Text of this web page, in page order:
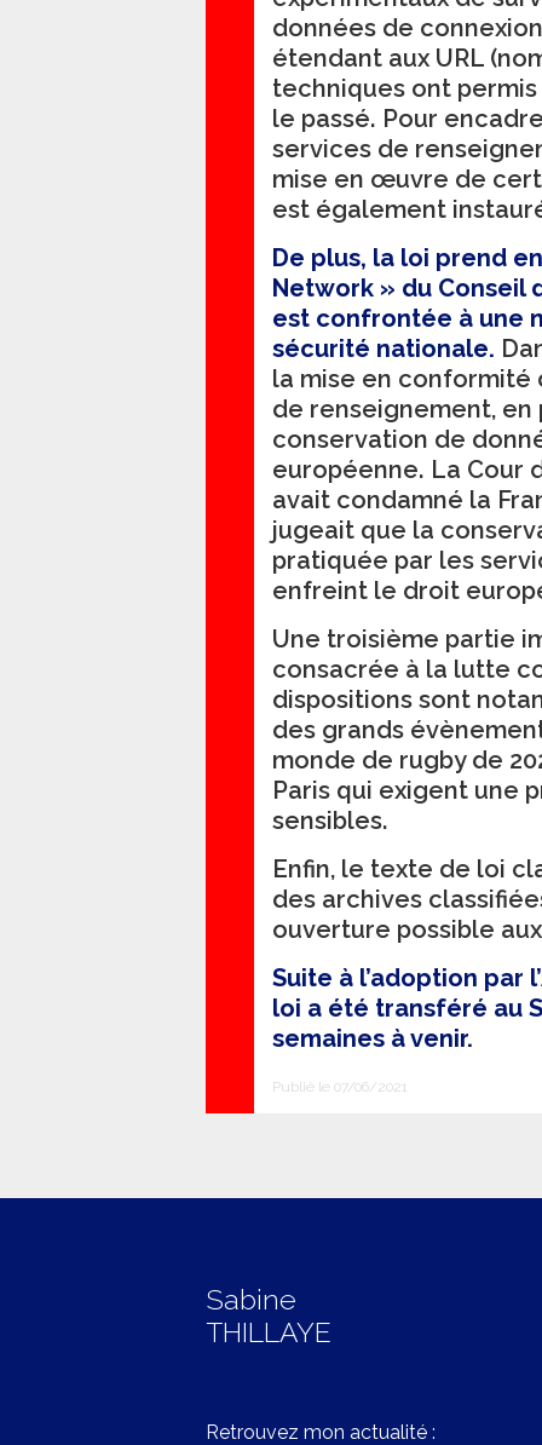
données de
étendant aux URL
techniques ont
le passé. Pour
services de
mise en œuvre de
est également
De plus, la loi prend
Network » du Conseil
est confrontée à une
sécurité nationale.
la mise en conformité
de renseignement,
conservation de
européenne. La Cour
avait condamné la
jugeait que la
pratiquée par les
enfreint le droit
Une troisième partie
consacrée à la lutte
dispositions sont
des grands
monde de rugby de
Paris qui exigent une
sensibles.
Enfin, le texte de loi
des archives
ouverture possible
Suite à l’adoption par
loi a été transféré au
semaines à venir.
Publié le 07/06/2021
Sabine
THILLAYE
Retrouvez mon actualité :